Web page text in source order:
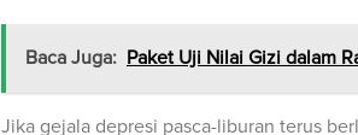
Baca Juga: Paket Uji Nilai Gizi dalam
Jika gejala depresi pasca-liburan terus